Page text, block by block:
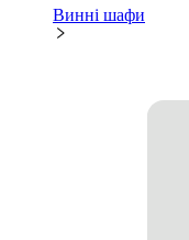
Винні шафи